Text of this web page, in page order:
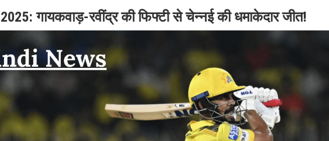
गायकवाड़-रवींद्र की फिफ्टी से चेन्नई की धमाकेदार जीत!